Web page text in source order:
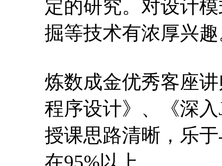
定的研究。对设计
掘等技术有浓厚兴
炼数成金优秀客座
程序设计》、《深
授课思路清晰，乐
在95%以上。